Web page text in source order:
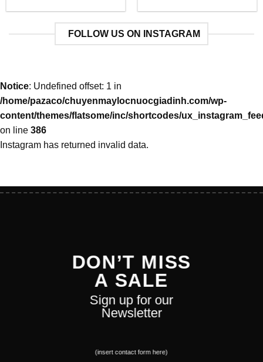
FOLLOW US ON INSTAGRAM
Notice: Undefined offset: 1 in
/home/pazaco/chuyenmaylocnuocgiadinh.com/wp-
content/themes/flatsome/inc/shortcodes/
on line 386
Instagram has returned invalid data.
DON’T MISS
A SALE
Sign up for our
Newsletter
(insert contact form here)